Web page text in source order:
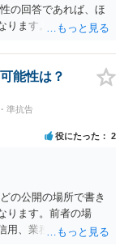
の回答であれば、ほ
ります。 ３人聞いて
るということであ
いうときに弁護を頼
ということになりま
弁護士には基本的に
見が分かれるような
す。 ただ、相談者が
（自ら）接見して、
思われます。
能性は？
準抗告
役にたった 2
の公開の場所で書き
ります。前者の場
用、業務にかかる犯